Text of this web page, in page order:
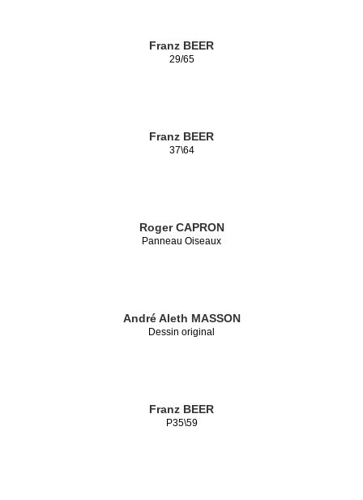
Franz BEER
29/65
Franz BEER
37\64
Roger CAPRON
Panneau Oiseaux
André Aleth MASSON
Dessin original
Franz BEER
P35\59